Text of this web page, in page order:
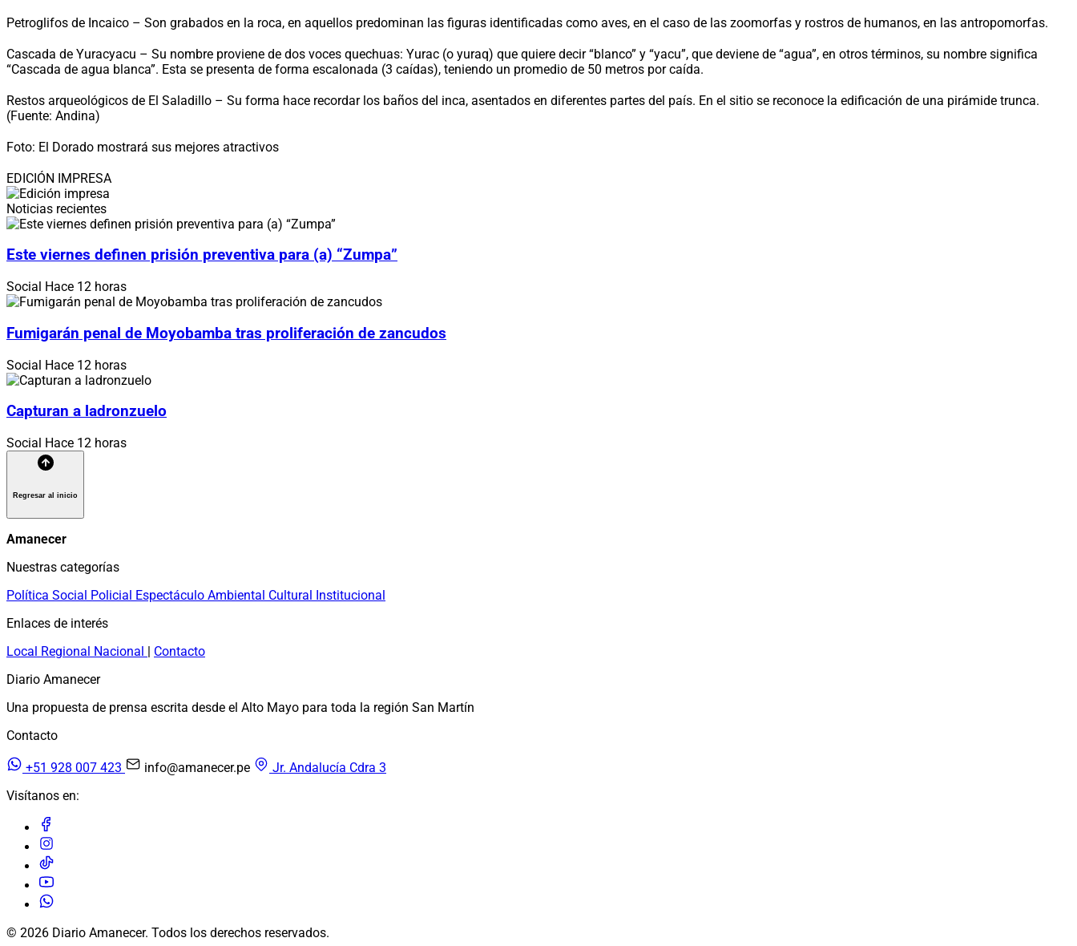
Petroglifos de Incaico – Son grabados en la roca, en aquellos predominan las figuras identificadas como aves, en el caso de las zoomorfas y rostros de humanos, en las antropomorfas.
Cascada de Yuracyacu – Su nombre proviene de dos voces quechuas: Yurac (o yuraq) que quiere decir “blanco” y “yacu”, que deviene de “agua”, en otros términos, su nombre significa
“Cascada de agua blanca”. Esta se presenta de forma escalonada (3 caídas), teniendo un promedio de 50 metros por caída.
Restos arqueológicos de El Saladillo – Su forma hace recordar los baños del inca, asentados en diferentes partes del país. En el sitio se reconoce la edificación de una pirámide trunca.
(Fuente: Andina)
Foto: El Dorado mostrará sus mejores atractivos
EDICIÓN IMPRESA
Noticias recientes
Este viernes definen prisión preventiva para (a) “Zumpa”
Social Hace 12 horas
Fumigarán penal de Moyobamba tras proliferación de zancudos
Social Hace 12 horas
Capturan a ladronzuelo
Social Hace 12 horas
Regresar al inicio
Amanecer
Nuestras categorías
Política Social Policial Espectáculo Ambiental Cultural Institucional
Enlaces de interés
Local Regional Nacional | Contacto
Diario Amanecer
Una propuesta de prensa escrita desde el Alto Mayo para toda la región San Martín
Contacto
+51 928 007 423 info@amanecer.pe
Jr. Andalucía Cdra 3
Visítanos en:
© 2026 Diario Amanecer. Todos los derechos reservados.